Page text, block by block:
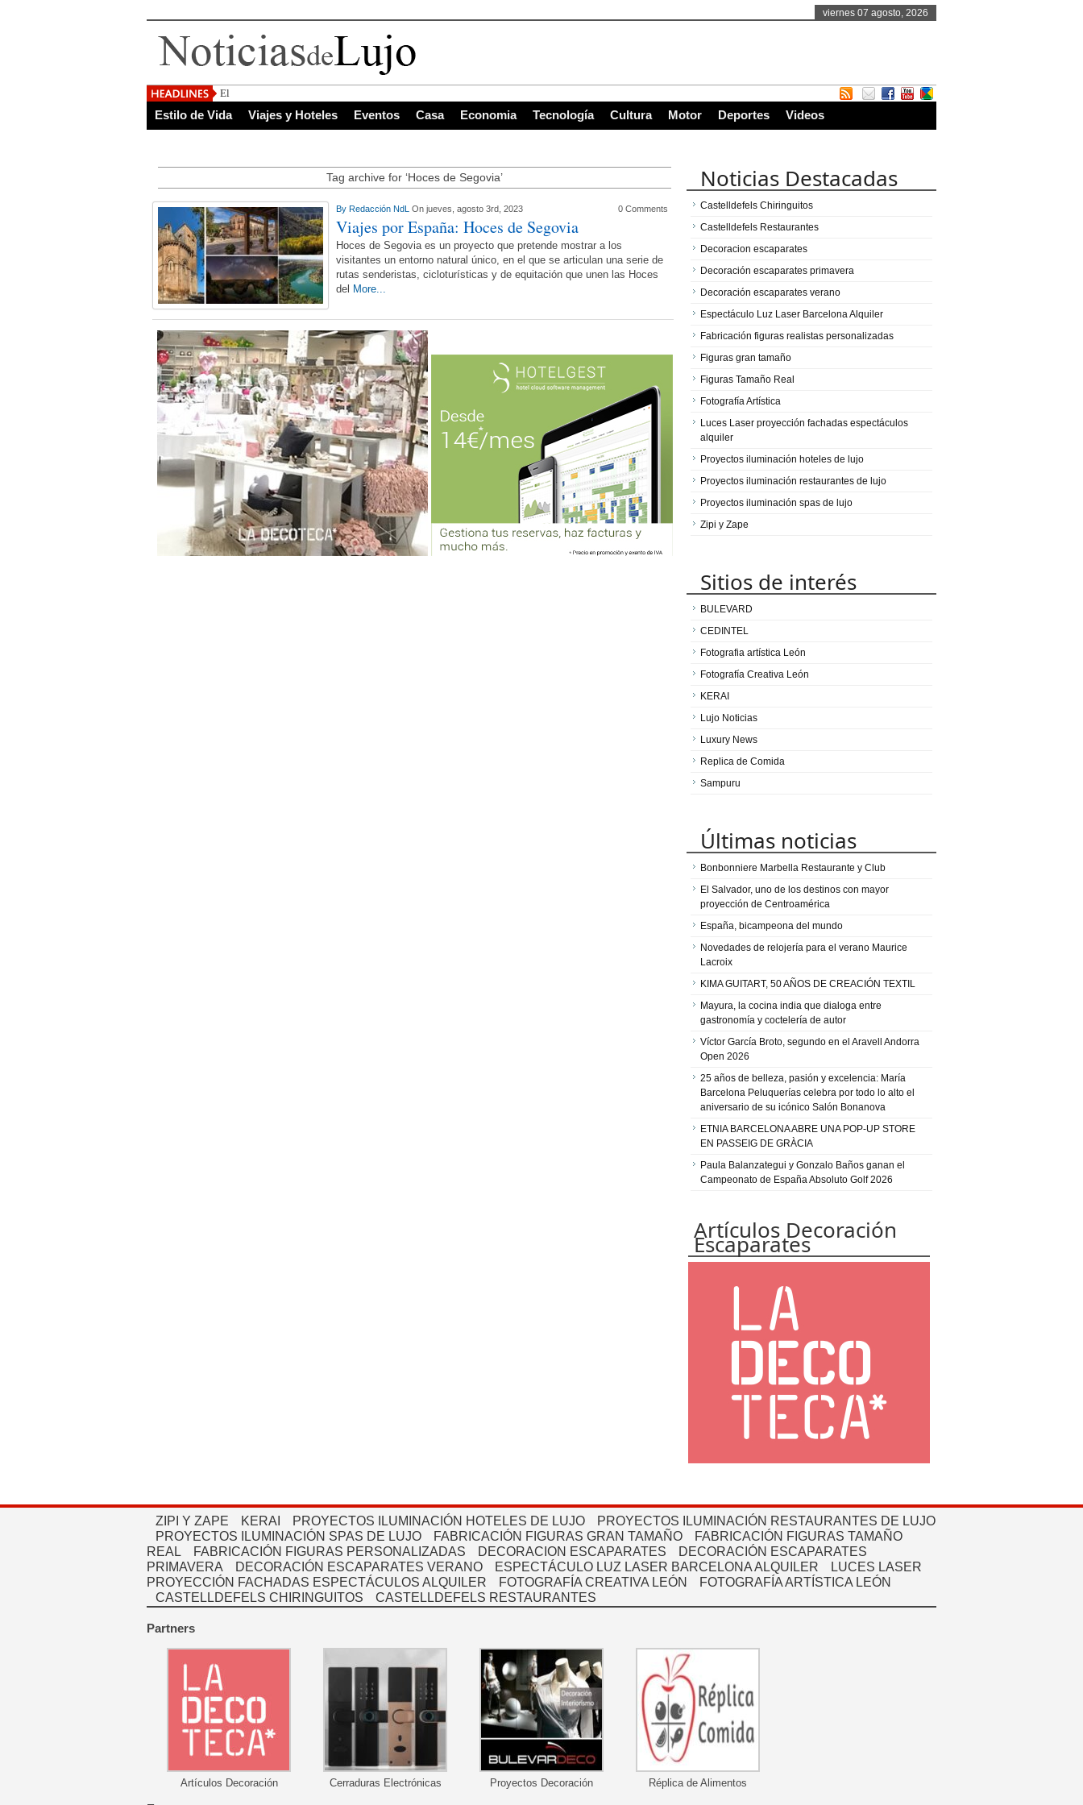
viernes 07 agosto, 2026
El Salvador, uno de
Estilo de Vida Viajes y Hoteles Eventos Casa Economia Tecnología Cultura Motor Deportes Videos
Tag archive for ‘Hoces de Segovia’
By Redacción NdL On jueves, agosto 3rd, 2023 0 Comments
Viajes por España: Hoces de Segovia
Hoces de Segovia es un proyecto que pretende mostrar a los
visitantes un entorno natural único, en el que se articulan una serie de
rutas senderistas, cicloturísticas y de equitación que unen las Hoces
del More...
Noticias Destacadas
Castelldefels Chiringuitos
Castelldefels Restaurantes
Decoracion escaparates
Decoración escaparates primavera
Decoración escaparates verano
Espectáculo Luz Laser Barcelona Alquiler
Fabricación figuras realistas personalizadas
Figuras gran tamaño
Figuras Tamaño Real
Fotografía Artística
Luces Laser proyección fachadas espectáculos
alquiler
Proyectos iluminación hoteles de lujo
Proyectos iluminación restaurantes de lujo
Proyectos iluminación spas de lujo
Zipi y Zape
Sitios de interés
BULEVARD
CEDINTEL
Fotografia artística León
Fotografía Creativa León
KERAI
Lujo Noticias
Luxury News
Replica de Comida
Sampuru
Últimas noticias
Bonbonniere Marbella Restaurante y Club
El Salvador, uno de los destinos con mayor
proyección de Centroamérica
España, bicampeona del mundo
Novedades de relojería para el verano Maurice
Lacroix
KIMA GUITART, 50 AÑOS DE CREACIÓN TEXTIL
Mayura, la cocina india que dialoga entre
gastronomía y coctelería de autor
Víctor García Broto, segundo en el Aravell Andorra
Open 2026
25 años de belleza, pasión y excelencia: María
Barcelona Peluquerías celebra por todo lo alto el
aniversario de su icónico Salón Bonanova
ETNIA BARCELONA ABRE UNA POP-UP STORE
EN PASSEIG DE GRÀCIA
Paula Balanzategui y Gonzalo Baños ganan el
Campeonato de España Absoluto Golf 2026
Artículos Decoración
Escaparates
ZIPI Y ZAPE KERAI PROYECTOS ILUMINACIÓN HOTELES DE LUJO
PROYECTOS ILUMINACIÓN RESTAURANTES DE LUJO
PROYECTOS ILUMINACIÓN SPAS DE LUJO
FABRICACIÓN FIGURAS GRAN TAMAÑO
FABRICACIÓN FIGURAS TAMAÑO
REAL
FABRICACIÓN FIGURAS PERSONALIZADAS DECORACION ESCAPARATES
DECORACIÓN ESCAPARATES
PRIMAVERA
DECORACIÓN ESCAPARATES VERANO ESPECTÁCULO LUZ LASER BARCELONA ALQUILER
LUCES LASER
PROYECCIÓN FACHADAS ESPECTÁCULOS ALQUILER
FOTOGRAFÍA CREATIVA LEÓN
FOTOGRAFÍA ARTÍSTICA LEÓN
CASTELLDEFELS CHIRINGUITOS
CASTELLDEFELS RESTAURANTES
Partners
Artículos Decoración Cerraduras Electrónicas Proyectos Decoración Réplica de Alimentos